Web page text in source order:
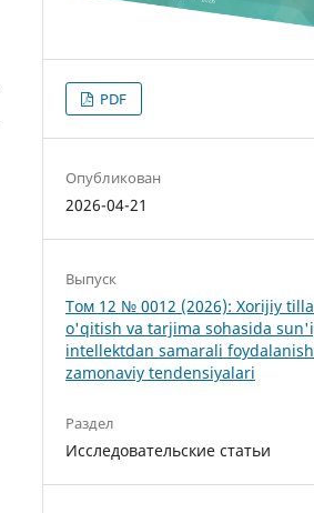
PDF
Опубликован
2026-04-21
Выпуск
Том 12 № 0012 (2026): Xorijiy
o'qitish va tarjima sohasida
intellektdan samarali
zamonaviy tendensiyalari
Раздел
Исследовательские статьи